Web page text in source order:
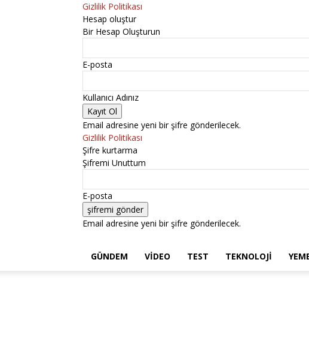
Gizlilik Politikası
Hesap oluştur
Bir Hesap Oluşturun
E-posta
Kullanıcı Adınız
Email adresine yeni bir şifre gönderilecek.
Gizlilik Politikası
Şifre kurtarma
Şifremi Unuttum
E-posta
Email adresine yeni bir şifre gönderilecek.
GÜNDEM VIDEO TEST TEKNOLOJI